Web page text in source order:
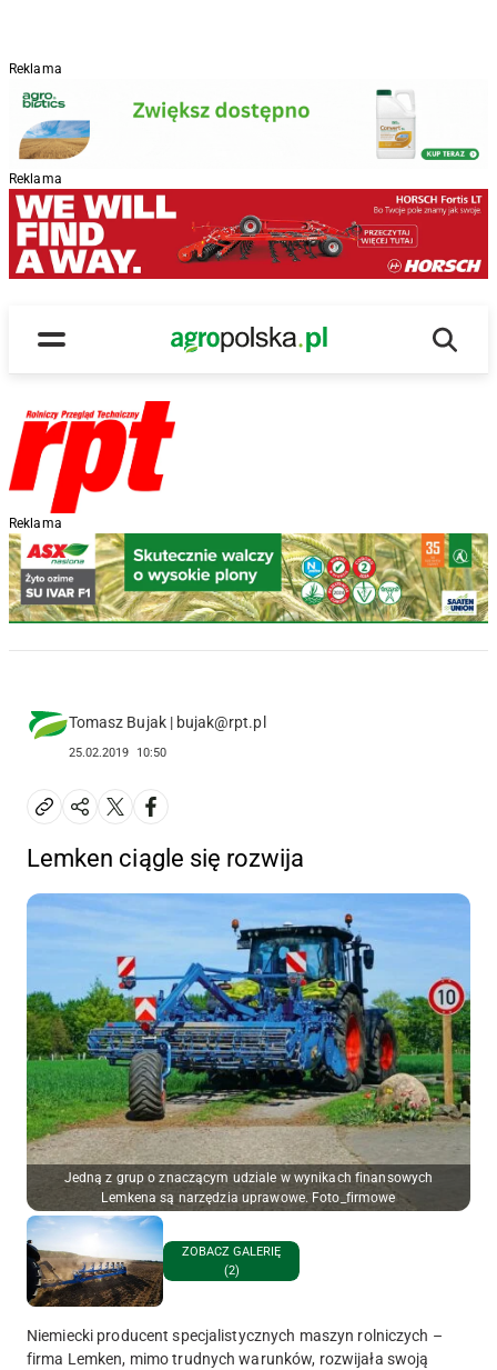
Reklama
Reklama
Menu
Main Logo
Reklama
Tomasz Bujak | bujak@rpt.pl
25.02.2019 10:50
Lemken ciągle się rozwija
Jedną z grup o znaczącym udziale w wynikach finansowych
Lemkena są narzędzia uprawowe. Foto_firmowe
ZOBACZ GALERIĘ
(2)
Niemiecki producent specjalistycznych maszyn rolniczych –
firma Lemken, mimo trudnych warunków, rozwijała swoją